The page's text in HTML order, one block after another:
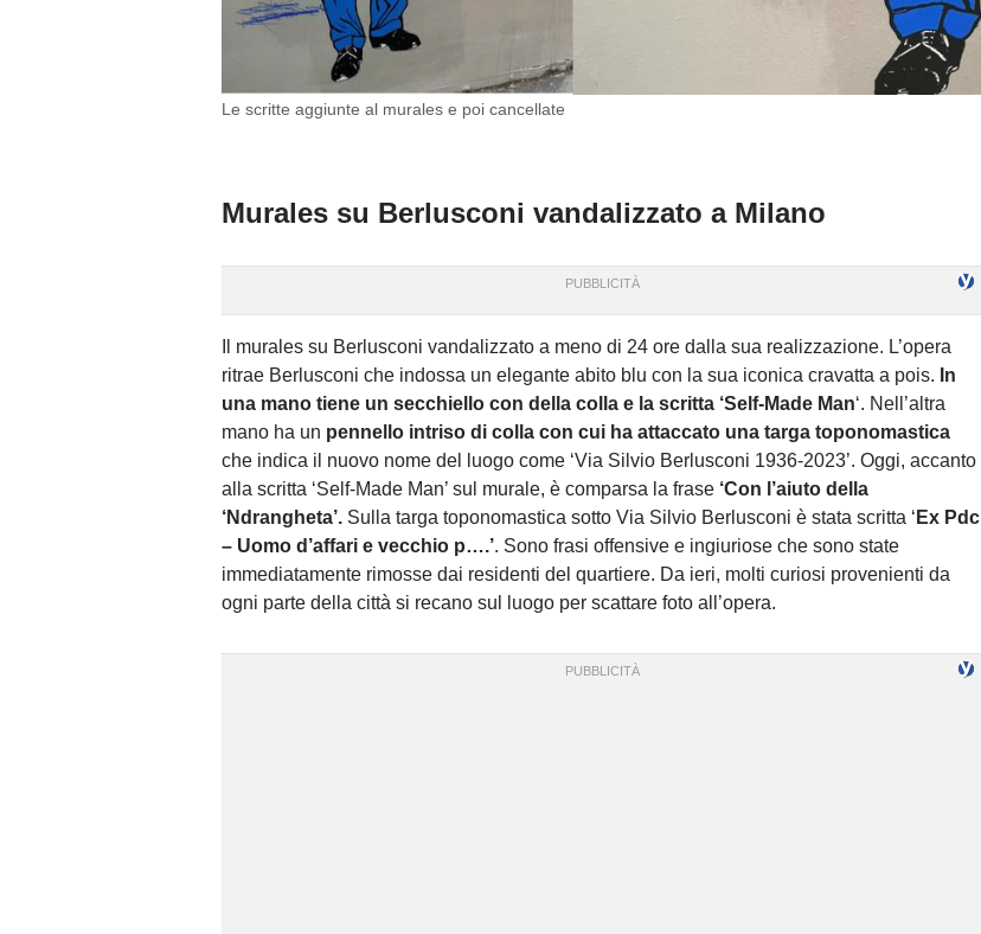
Le scritte aggiunte al murales e poi cancellate
Murales su Berlusconi vandalizzato a Milano
Il murales su Berlusconi vandalizzato a meno di 24 ore dalla sua realizzazione. L’opera
ritrae Berlusconi che indossa un elegante abito blu con la sua iconica cravatta a pois. In
una mano tiene un secchiello con della colla e la scritta ‘Self-Made Man‘. Nell’altra
mano ha un pennello intriso di colla con cui ha attaccato una targa toponomastica
che indica il nuovo nome del luogo come ‘Via Silvio Berlusconi 1936-2023’. Oggi, accanto
alla scritta ‘Self-Made Man’ sul murale, è comparsa la frase ‘Con l’aiuto della
‘Ndrangheta’. Sulla targa toponomastica sotto Via Silvio Berlusconi è stata scritta ‘ Ex Pdc
– Uomo d’affari e vecchio p….’. Sono frasi offensive e ingiuriose che sono state
immediatamente rimosse dai residenti del quartiere. Da ieri, molti curiosi provenienti da
ogni parte della città si recano sul luogo per scattare foto all’opera.